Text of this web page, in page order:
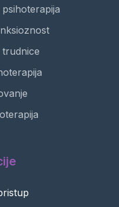
trudnice